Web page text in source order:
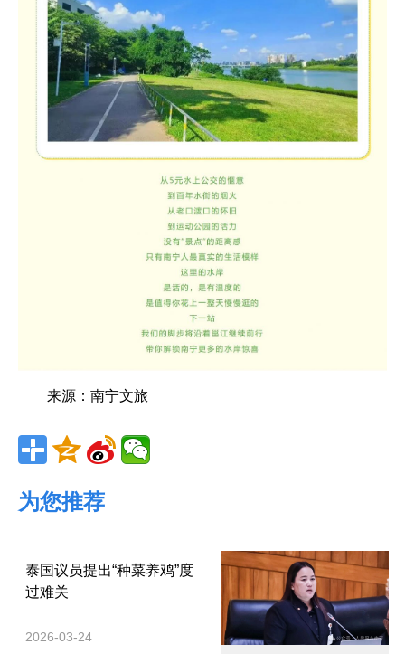
来源：南宁文旅
为您推荐
泰国议员提出“种菜养鸡”度
过难关
2026-03-24